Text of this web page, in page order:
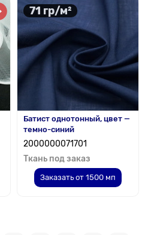
71 гр/м²
Батист однотонный, цвет —
темно-синий
2000000071701
Ткань под заказ
Заказать от 1500 мп